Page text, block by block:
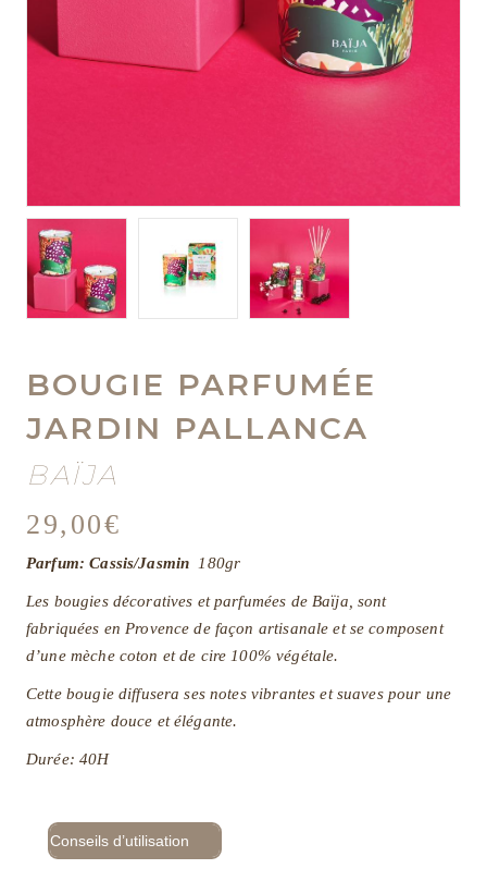
BOUGIE PARFUMÉE
JARDIN PALLANCA
BAÏJA
29,00€
Parfum: Cassis/Jasmin 180gr
Les bougies décoratives et parfumées de Baïja, sont
fabriquées en Provence de façon artisanale et se composent
d’une mèche coton et de cire 100% végétale.
Cette bougie diffusera ses notes vibrantes et suaves pour une
atmosphère douce et élégante.
Durée: 40H
Conseils d’utilisation